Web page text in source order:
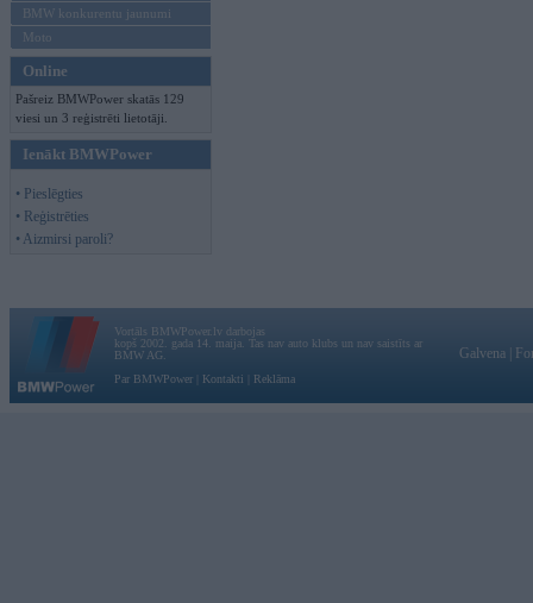
BMW konkurentu jaunumi
Moto
Online
Pašreiz BMWPower skatās 129
viesi un 3 reģistrēti lietotāji.
Ienākt BMWPower
• Pieslēgties
• Reģistrēties
• Aizmirsi paroli?
Vortāls BMWPower.lv darbojas
kopš 2002. gada 14. maija. Tas nav auto klubs un nav saistīts ar
BMW AG.
Par BMWPower
Kontakti Reklāma
Galvena